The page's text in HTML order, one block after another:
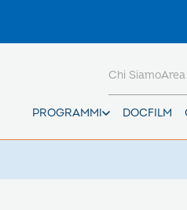
PROGRAMMI DOCFILM
Chi Siamo